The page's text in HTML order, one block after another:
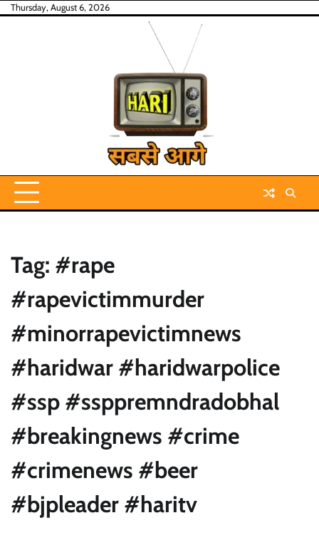
SkipThursday, August 6, 2026
Tag: #rape
#rapevictimmurder
#minorrapevictimnews
#haridwar #haridwarpolice
#ssp #ssppremndradobhal
#breakingnews #crime
#crimenews #beer
#bjpleader #haritv